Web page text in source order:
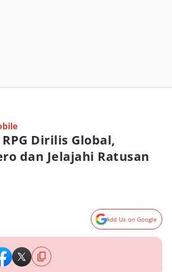
Dirilis Global,
dan Jelajahi Ratusan
Add Us on Google